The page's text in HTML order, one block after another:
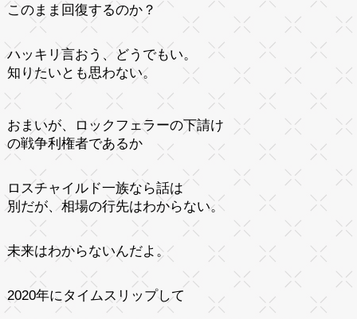
このまま回復するのか？
ハッキリ言おう、どうでもい。
知りたいとも思わない。
おまいが、ロックフェラーの下請け
の戦争利権者であるか
ロスチャイルド一族なら話は
別だが、相場の行先はわからない。
未来はわからないんだよ。
2020年にタイムスリップして